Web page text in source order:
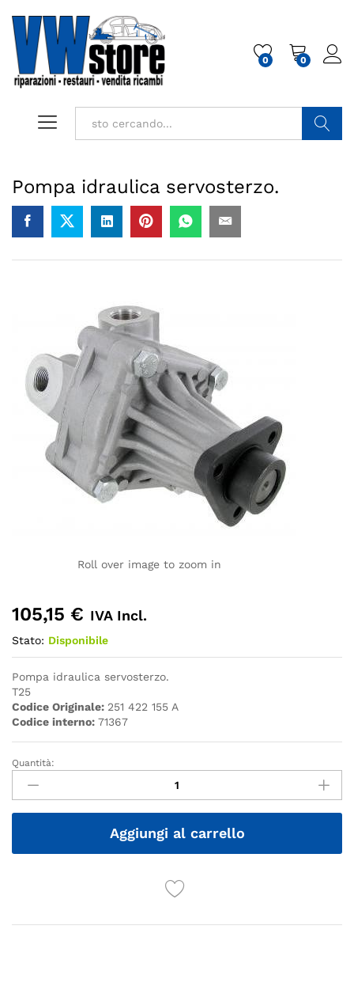
0 0
Pompa idraulica servosterzo.
Roll over image to zoom in
105,15 € IVA Incl.
Stato: Disponibile
Pompa idraulica servosterzo.
T25
Codice Originale: 251 422 155 A
Codice interno: 71367
Quantità
Quantità:
Aggiungi al carrello